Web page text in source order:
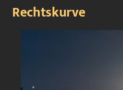
Rechtskurve